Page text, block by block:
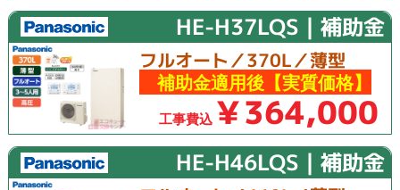
HE-H37LQS｜補助金
フルオート／370L／薄型
補助金適用後【実質価格】
工事費込 ￥364,000
HE-H46LQS｜補助金